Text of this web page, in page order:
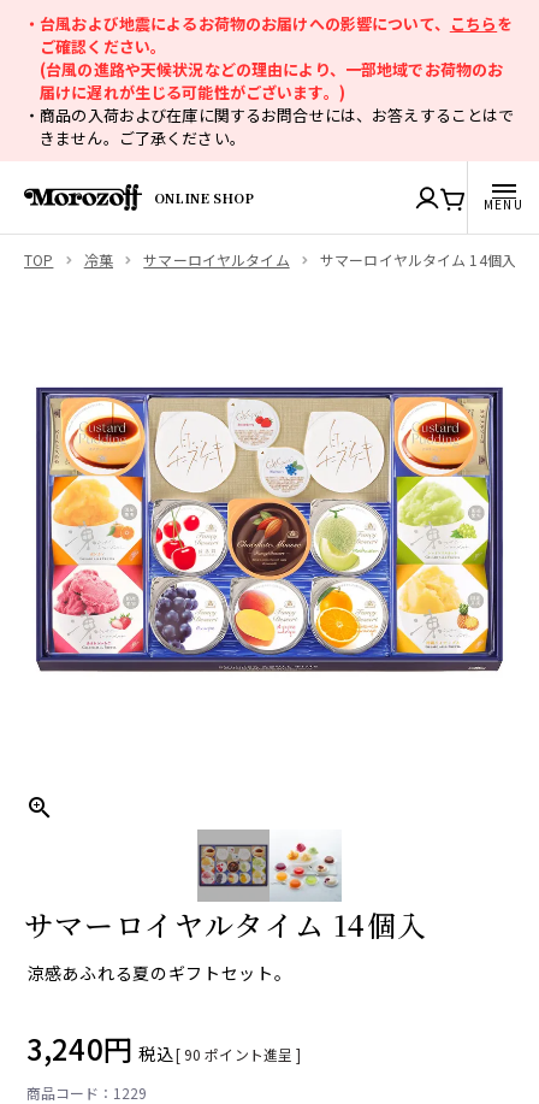
・台風および地震によるお荷物のお届けへの影響について、 こちらを
ご確認ください。
(台風の進路や天候状況などの理由により、一部地域でお荷物のお
届けに遅れが生じる可能性がございます。)
・商品の入荷および在庫に関するお問合せには、お答えすることはで
きません。ご了承ください。
ONLINE SHOP
TOP 冷菓 サマーロイヤルタイム サマーロイヤルタイム 14個入
サマーロイヤルタイム 14個入
涼感あふれる夏のギフトセット。
3,240 税込[90 ポイント進呈 ]
1229